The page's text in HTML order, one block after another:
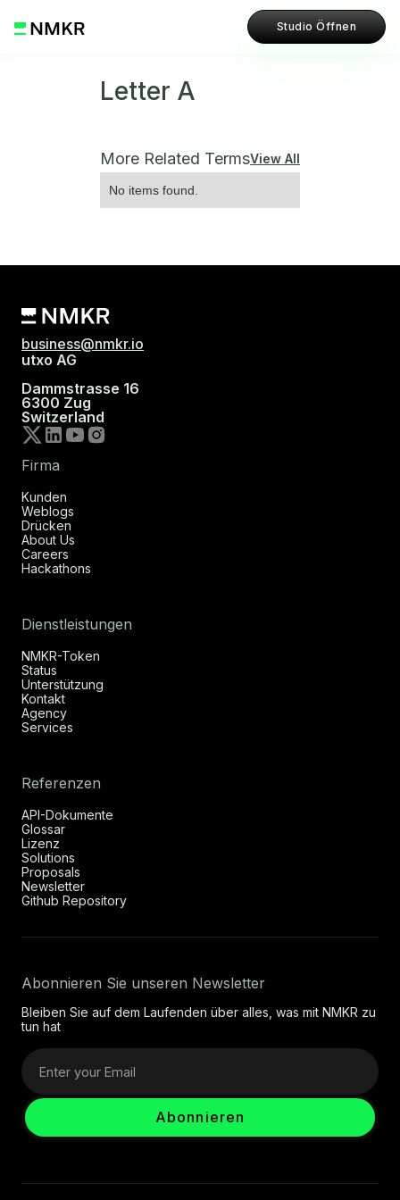
Studio Öffnen
Letter A
More Related TermsView All
No items found.
business@nmkr.io
utxo AG
Dammstrasse 16
6300 Zug
Switzerland
Firma
Kunden
Weblogs
Drücken
About Us
Careers
Hackathons
Dienstleistungen
NMKR-Token
Status
Unterstützung
Kontakt
Agency
Services
Referenzen
API-Dokumente
Glossar
Lizenz
Solutions
Proposals
Newsletter
Github Repository
Abonnieren Sie unseren Newsletter
Bleiben Sie auf dem Laufenden über alles, was mit NMKR zu
tun hat